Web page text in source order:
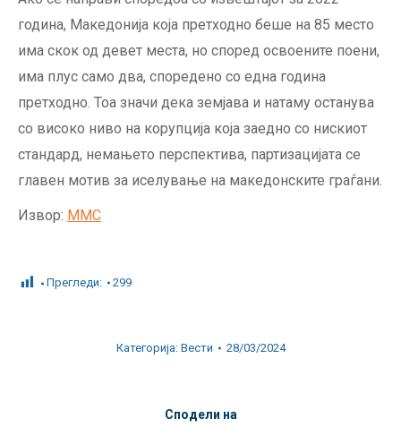
година, Македонија која претходно беше на 85 место
има скок од девет места, но според освоените поени,
има плус само два, споредено со една година
претходно. Тоа значи дека земјава и натаму останува
со високо ниво на корупција која заедно со нискиот
стандард, немањето перспектива, партизацијата се
главен мотив за иселување на македонските граѓани.
Извор: MMC
Прегледи: 299
Категорија: Вести 28/03/2024
Сподели на